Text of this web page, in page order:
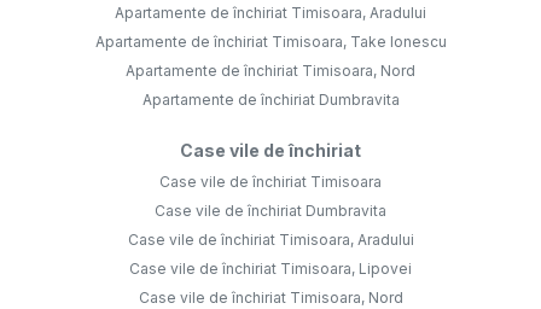
Apartamente de închiriat Timisoara, Aradului
Apartamente de închiriat Timisoara, Take Ionescu
Apartamente de închiriat Timisoara, Nord
Apartamente de închiriat Dumbravita
Case vile de închiriat
Case vile de închiriat Timisoara
Case vile de închiriat Dumbravita
Case vile de închiriat Timisoara, Aradului
Case vile de închiriat Timisoara, Lipovei
Case vile de închiriat Timisoara, Nord